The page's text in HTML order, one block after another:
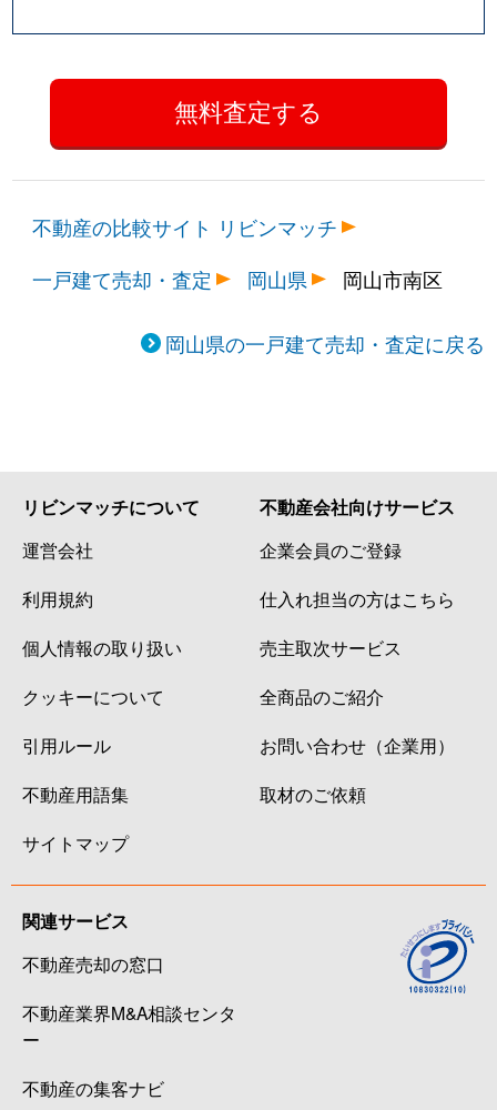
不動産の比較サイト リビンマッチ
一戸建て売却・査定
岡山県 岡山市南区
岡山県の一戸建て売却・査定に戻る
リビンマッチについて
運営会社
利用規約
個人情報の取り扱い
クッキーについて
引用ルール
不動産用語集
サイトマップ
不動産会社向けサービス
企業会員のご登録
仕入れ担当の方はこちら
売主取次サービス
全商品のご紹介
お問い合わせ（企業用）
取材のご依頼
関連サービス
不動産売却の窓口
不動産業界M&A相談センタ
ー
不動産の集客ナビ